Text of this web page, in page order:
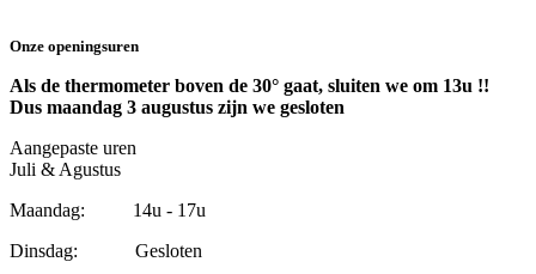
Onze openingsuren
Als de thermometer boven de 30° gaat, sluiten we om 13u !!
Dus maandag 3 augustus zijn we gesloten
Aangepaste uren
Juli & Agustus
Maandag: 14u - 17u
Dinsdag: Gesloten